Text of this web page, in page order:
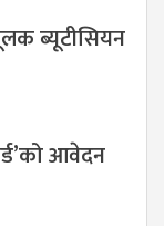
ब्यूटीसियन
आवेदन